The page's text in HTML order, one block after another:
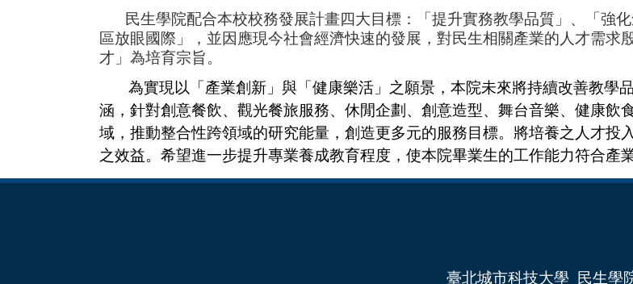
民生學院配合本校校務發展計畫四大目標：「提升實務教學品質」、「強
區放眼國際」，並因應現今社會經濟快速的發展，對民生相關產業的人才需求
才」為培育宗旨。
為實現以「產業創新」與「健康樂活」之願景，本院未來將持續改善教學
涵，針對創意餐飲、觀光餐旅服務、休閒企劃、創意造型、舞台音樂、健康飲
域，推動整合性跨領域的研究能量，創造更多元的服務目標。將培養之人才投
之效益。希望進一步提升專業養成教育程度，使本院畢業生的工作能力符合產業
臺北城市科技大學 民生學